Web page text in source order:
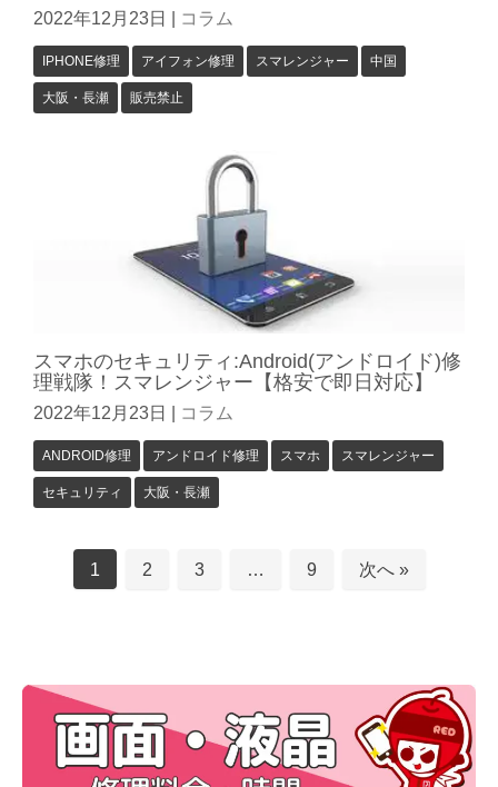
2022年12月23日 コラム
IPHONE修理 アイフォン修理 スマレンジャー 中国
大阪・長瀬 販売禁止
スマホのセキュリティ:Android(アンドロイド)修
理戦隊！スマレンジャー【格安で即日対応】
2022年12月23日 コラム
ANDROID修理 アンドロイド修理 スマホ スマレンジャー
セキュリティ 大阪・長瀬
1 2 3 … 9 次へ »